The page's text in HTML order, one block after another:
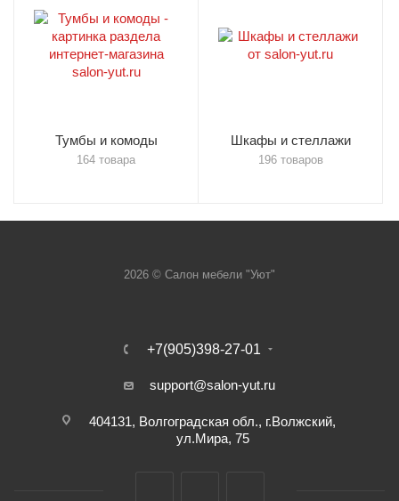
Тумбы и комоды
164 товара
Шкафы и стеллажи
196 товаров
2026 © Салон мебели "Уют"
+7(905)398-27-01
support@salon-yut.ru
404131, Волгоградская обл., г.Волжский,
ул.Мира, 75